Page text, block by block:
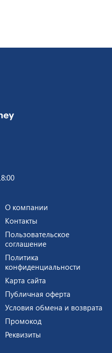
О компании
Контакты
Пользовательское
соглашение
Политика
конфиденциальности
Карта сайта
Публичная оферта
Условия обмена и возврата
Промокод
Реквизиты